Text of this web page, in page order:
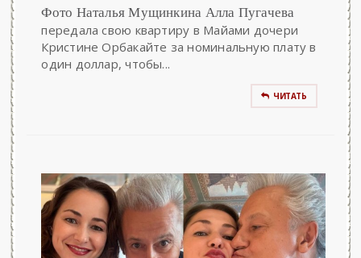
Фото Наталья Мущинкина Алла Пугачева
передала свою квартиру в Майами дочери
Кристине Орбакайте за номинальную плату в
один доллар, чтобы...
ЧИТАТЬ